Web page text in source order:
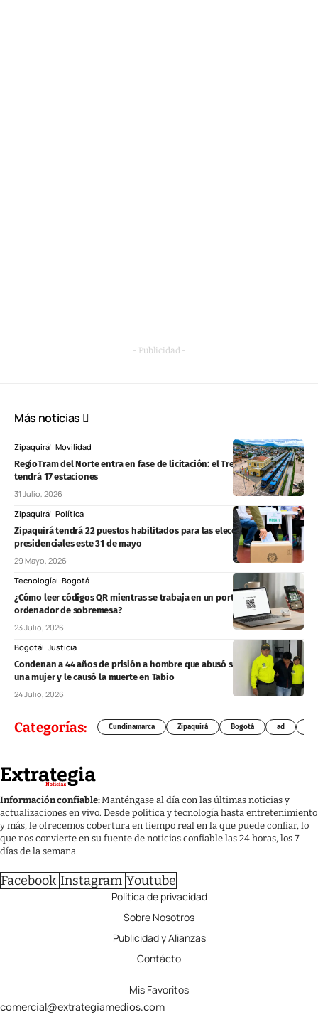
- Publicidad -
Más noticias
Zipaquirá Movilidad
RegioTram del Norte entra en fase de licitación: el Tren de Zipaquirá
tendrá 17 estaciones
31 Julio, 2026
Zipaquirá Política
Zipaquirá tendrá 22 puestos habilitados para las elecciones
presidenciales este 31 de mayo
29 Mayo, 2026
Tecnología Bogotá
¿Cómo leer códigos QR mientras se trabaja en un portátil o un
ordenador de sobremesa?
23 Julio, 2026
Bogotá Justicia
Condenan a 44 años de prisión a hombre que abusó sexualmente de
una mujer y le causó la muerte en Tabio
24 Julio, 2026
Categorías: Cundinamarca Zipaquirá Bogotá ad
Información confiable:Manténgase al día con las últimas noticias y
actualizaciones en vivo. Desde política y tecnología hasta entretenimiento
y más, le ofrecemos cobertura en tiempo real en la que puede confiar, lo
que nos convierte en su fuente de noticias confiable las 24 horas, los 7
días de la semana.
Facebook Instagram Youtube
Política de privacidad
Sobre Nosotros
Publicidad y Alianzas
Contácto
Mis Favoritos
comercial@extrategiamedios.com